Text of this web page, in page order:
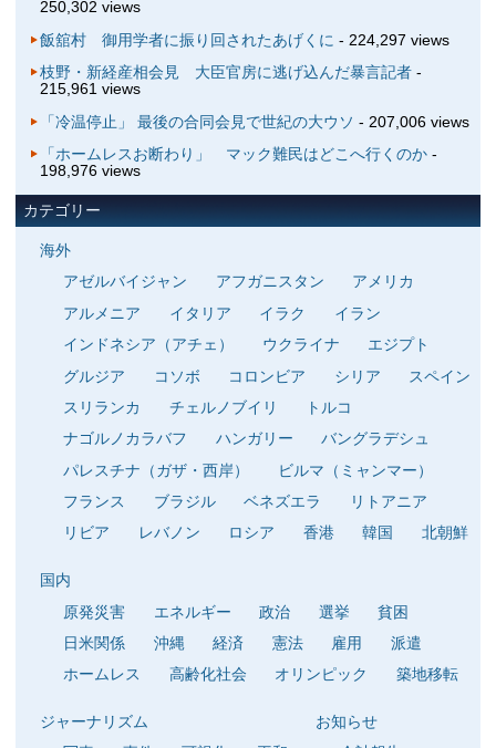
250,302 views
飯舘村 御用学者に振り回されたあげくに - 224,297 views
枝野・新経産相会見 大臣官房に逃げ込んだ暴言記者-
215,961 views
「冷温停止」 最後の合同会見で世紀の大ウソ - 207,006 views
「ホームレスお断わり」 マック難民はどこへ行くのか-
198,976 views
カテゴリー
海外
アゼルバイジャン
アフガニスタン
アメリカ
アルメニア
イタリア イラク
イラン
インドネシア（アチェ）
ウクライナ
エジプト
グルジア
コソボ コロンビア シリア
スペイン
スリランカ
チェルノブイリ
トルコ
ナゴルノカラバフ
ハンガリー
バングラデシュ
パレスチナ（ガザ・西岸）
ビルマ（ミャンマー）
フランス
ブラジル ベネズエラ
リトアニア
リビア
レバノン ロシア 香港 韓国 北朝鮮
国内
原発災害
エネルギー 政治 選挙
貧困
日米関係
沖縄 経済 憲法 雇用
派遣
ホームレス
高齢化社会 オリンピック 築地移転
ジャーナリズム
お知らせ